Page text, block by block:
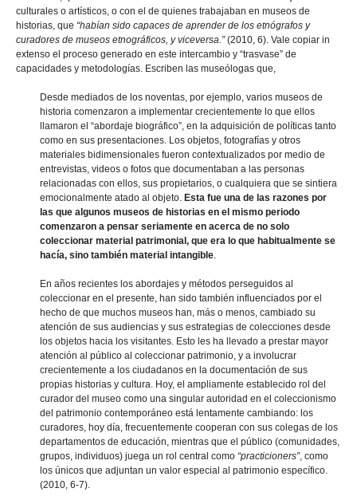
culturales o artísticos, o con el de quienes trabajaban en museos de
historias, que “habían sido capaces de aprender de los etnógrafos y
curadores de museos etnográficos, y viceversa.”(2010, 6). Vale copiar in
extenso el proceso generado en este intercambio y “trasvase” de
capacidades y metodologías. Escriben las museólogas que,
Desde mediados de los noventas, por ejemplo, varios museos de
historia comenzaron a implementar crecientemente lo que ellos
llamaron el “abordaje biográfico”, en la adquisición de políticas tanto
como en sus presentaciones. Los objetos, fotografías y otros
materiales bidimensionales fueron contextualizados por medio de
entrevistas, videos o fotos que documentaban a las personas
relacionadas con ellos, sus propietarios, o cualquiera que se sintiera
emocionalmente atado al objeto. Esta fue una de las razones por
las que algunos museos de historias en el mismo periodo
comenzaron a pensar seriamente en acerca de no solo
coleccionar material patrimonial, que era lo que habitualmente se
hacía, sino también material intangible.
En años recientes los abordajes y métodos perseguidos al
coleccionar en el presente, han sido también influenciados por el
hecho de que muchos museos han, más o menos, cambiado su
atención de sus audiencias y sus estrategias de colecciones desde
los objetos hacia los visitantes. Esto les ha llevado a prestar mayor
atención al público al coleccionar patrimonio, y a involucrar
crecientemente a los ciudadanos en la documentación de sus
propias historias y cultura. Hoy, el ampliamente establecido rol del
curador del museo como una singular autoridad en el coleccionismo
del patrimonio contemporáneo está lentamente cambiando: los
curadores, hoy día, frecuentemente cooperan con sus colegas de los
departamentos de educación, mientras que el público (comunidades,
grupos, individuos) juega un rol central como “practicioners”, como
los únicos que adjuntan un valor especial al patrimonio específico.
(2010, 6-7).